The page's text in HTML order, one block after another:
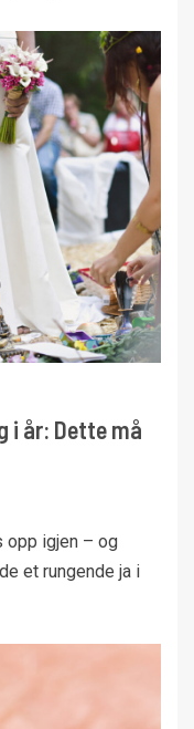
i år: Dette må
opp igjen – og
et rungende ja i